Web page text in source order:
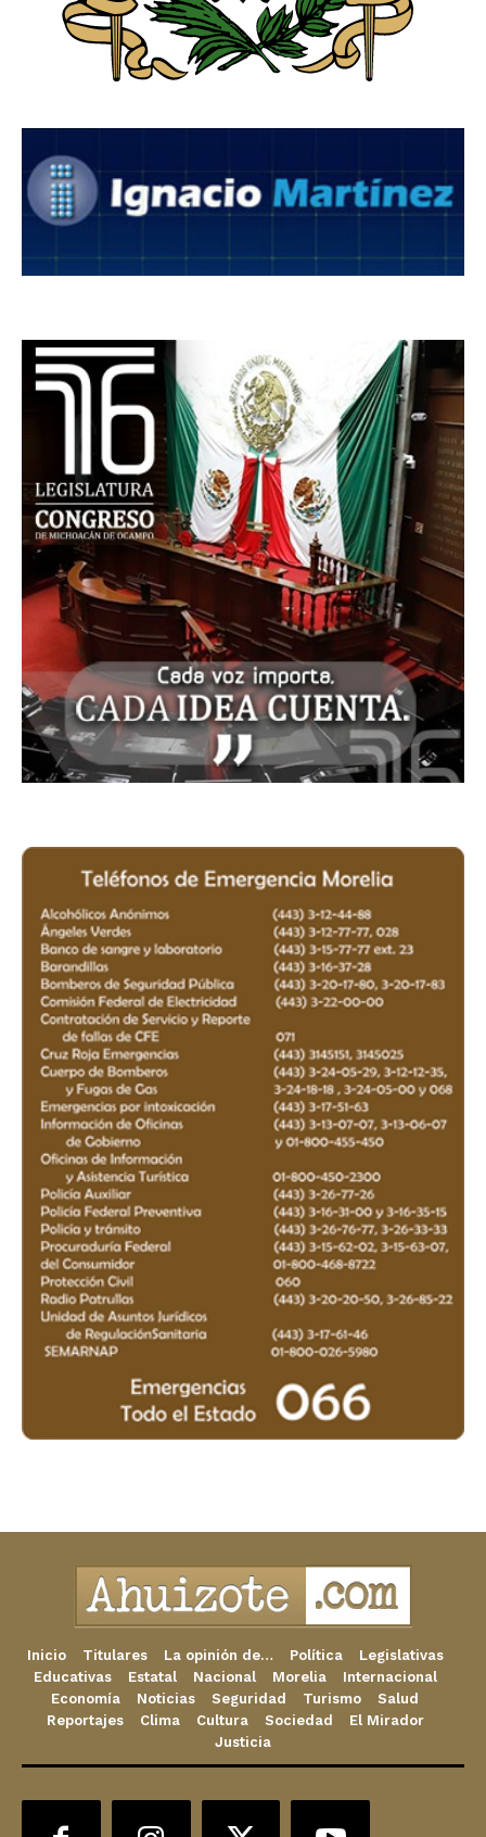
Inicio Titulares La opinión de… Política
Legislativas
Educativas
Estatal Nacional Morelia
Internacional
Economía
Noticias Seguridad Turismo
Salud
Reportajes
Clima Cultura Sociedad
El Mirador
Justicia